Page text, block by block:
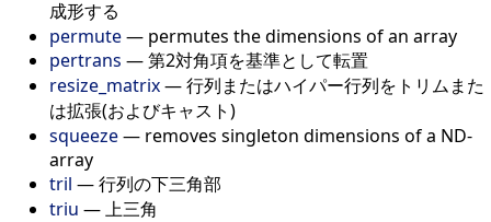
成形する
permute— permutes the dimensions of an array
pertrans —第2対角項を基準として転置
resize_matrix—行列またはハイパー行列をトリムまた
は拡張(およびキャスト)
squeeze— removes singleton dimensions of a ND-
array
tril —行列の下三角部
triu —上三角